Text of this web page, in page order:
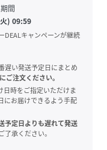
間
) 09:59
キャンペーンが継続
遅い発送予定日にまとめ
ご注文ください。
時をご指定いただけま
にお届けできるよう手配
予定日よりも遅れて発送
承ください。